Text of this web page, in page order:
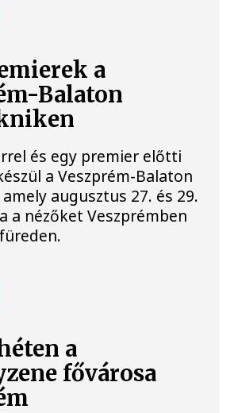
a
Balaton
és egy premier előtti
a Veszprém-Balaton
augusztus 27. és 29.
a nézőket Veszprémben
a
fővárosa